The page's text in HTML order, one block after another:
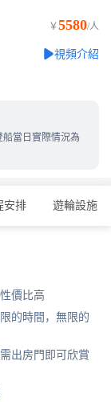
￥5580/人
視頻介紹
當日實際情況為
安排 遊輪設施
價比高
的時間，無限的
出房門即可欣賞